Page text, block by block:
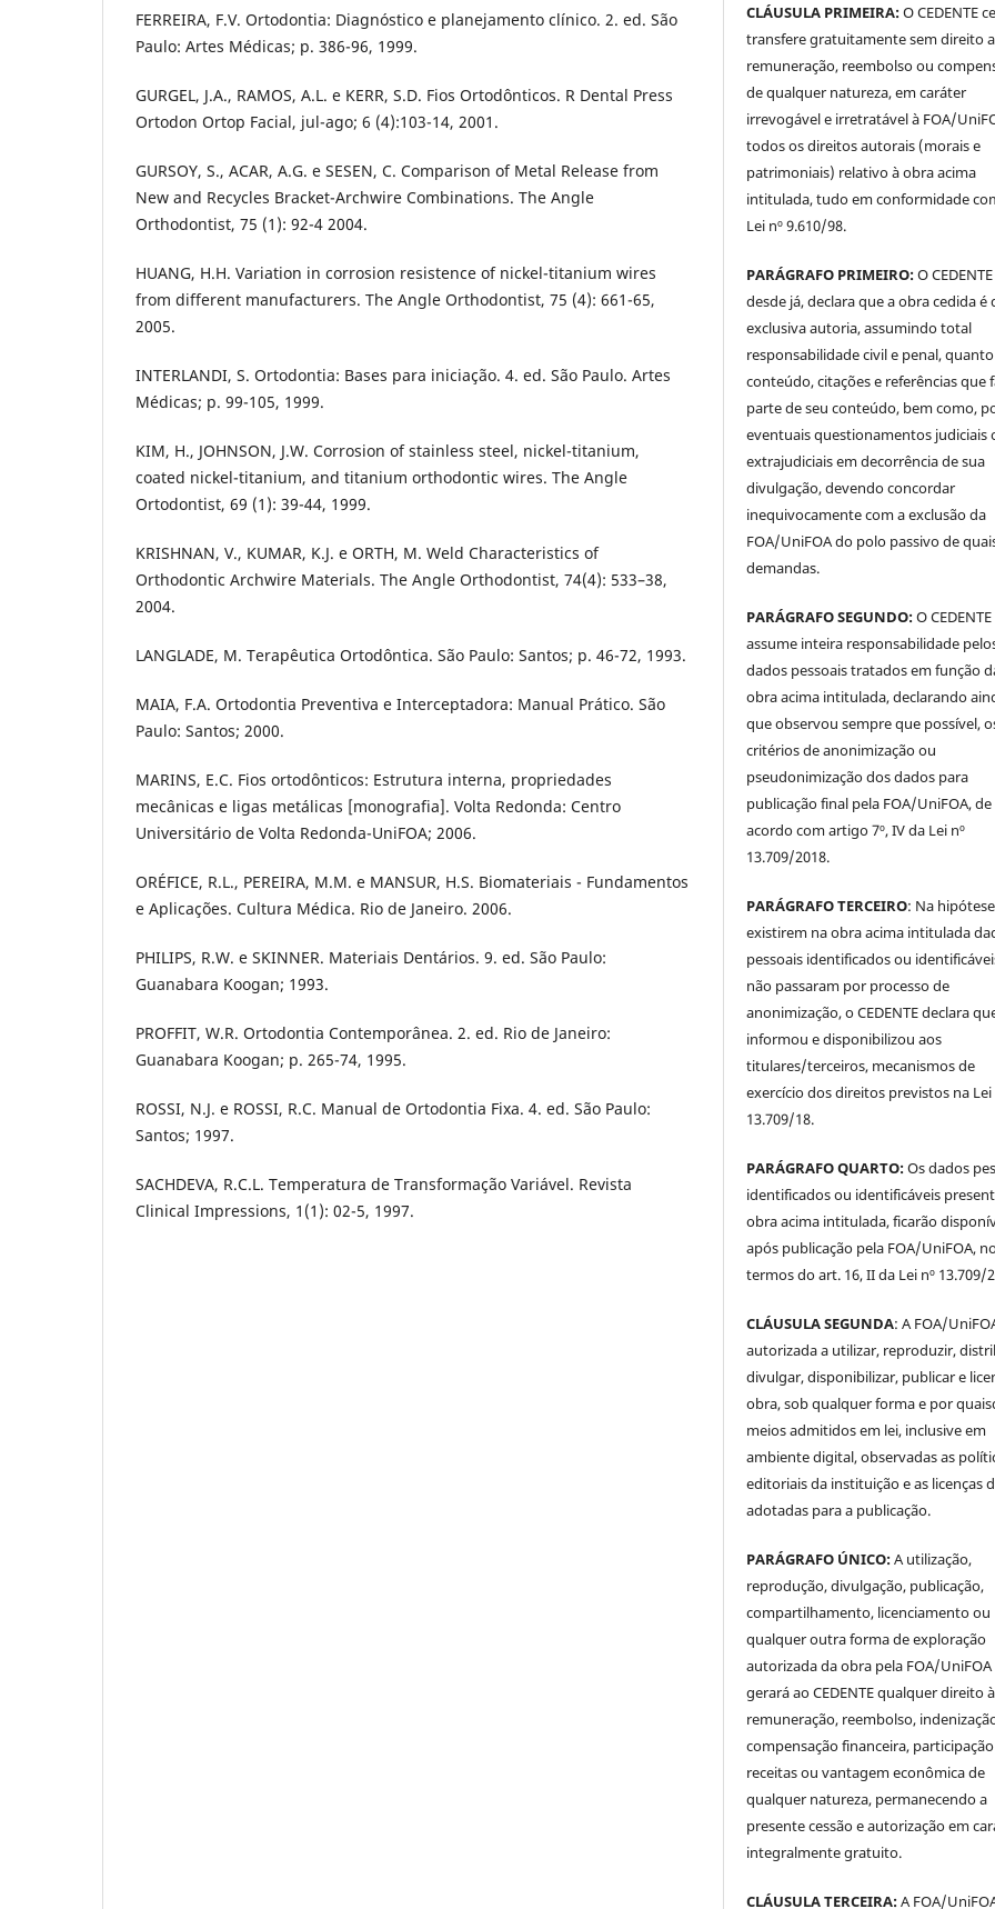
FERREIRA, F.V. Ortodontia: Diagnóstico e planejamento clínico. 2. ed. São
Paulo: Artes Médicas; p. 386-96, 1999.
GURGEL, J.A., RAMOS, A.L. e KERR, S.D. Fios Ortodônticos. R Dental Press
Ortodon Ortop Facial, jul-ago; 6 (4):103-14, 2001.
GURSOY, S., ACAR, A.G. e SESEN, C. Comparison of Metal Release from
New and Recycles Bracket-Archwire Combinations. The Angle
Orthodontist, 75 (1): 92-4 2004.
HUANG, H.H. Variation in corrosion resistence of nickel-titanium wires
from different manufacturers. The Angle Orthodontist, 75 (4): 661-65,
2005.
INTERLANDI, S. Ortodontia: Bases para iniciação. 4. ed. São Paulo. Artes
Médicas; p. 99-105, 1999.
KIM, H., JOHNSON, J.W. Corrosion of stainless steel, nickel-titanium,
coated nickel-titanium, and titanium orthodontic wires. The Angle
Ortodontist, 69 (1): 39-44, 1999.
KRISHNAN, V., KUMAR, K.J. e ORTH, M. Weld Characteristics of
Orthodontic Archwire Materials. The Angle Orthodontist, 74(4): 533–38,
2004.
LANGLADE, M. Terapêutica Ortodôntica. São Paulo: Santos; p. 46-72, 1993.
MAIA, F.A. Ortodontia Preventiva e Interceptadora: Manual Prático. São
Paulo: Santos; 2000.
MARINS, E.C. Fios ortodônticos: Estrutura interna, propriedades
mecânicas e ligas metálicas [monografia]. Volta Redonda: Centro
Universitário de Volta Redonda-UniFOA; 2006.
ORÉFICE, R.L., PEREIRA, M.M. e MANSUR, H.S. Biomateriais - Fundamentos
e Aplicações. Cultura Médica. Rio de Janeiro. 2006.
PHILIPS, R.W. e SKINNER. Materiais Dentários. 9. ed. São Paulo:
Guanabara Koogan; 1993.
PROFFIT, W.R. Ortodontia Contemporânea. 2. ed. Rio de Janeiro:
Guanabara Koogan; p. 265-74, 1995.
ROSSI, N.J. e ROSSI, R.C. Manual de Ortodontia Fixa. 4. ed. São Paulo:
Santos; 1997.
SACHDEVA, R.C.L. Temperatura de Transformação Variável. Revista
Clinical Impressions, 1(1): 02-5, 1997.
CLÁUSULA PRIMEIRA:O CEDENTE
transfere gratuitamente sem direito a
remuneração, reembolso ou
de qualquer natureza, em caráter
irrevogável e irretratável à FOA/
todos os direitos autorais (morais e
patrimoniais) relativo à obra acima
intitulada, tudo em conformidade
Lei nº 9.610/98.
PARÁGRAFO PRIMEIRO:O CEDENTE
desde já, declara que a obra cedida é
exclusiva autoria, assumindo total
responsabilidade civil e penal,
conteúdo, citações e referências que
parte de seu conteúdo, bem como,
eventuais questionamentos judiciais
extrajudiciais em decorrência de sua
divulgação, devendo concordar
inequivocamente com a exclusão da
FOA/UniFOA do polo passivo de
demandas.
PARÁGRAFO SEGUNDO:O CEDENTE
assume inteira responsabilidade
dados pessoais tratados em função
obra acima intitulada, declarando
que observou sempre que possível,
critérios de anonimização ou
pseudonimização dos dados para
publicação final pela FOA/UniFOA, de
acordo com artigo 7º, IV da Lei nº
13.709/2018.
PARÁGRAFO TERCEIRO: Na
existirem na obra acima intitulada
pessoais identificados ou
não passaram por processo de
anonimização, o CEDENTE declara
informou e disponibilizou aos
titulares/terceiros, mecanismos de
exercício dos direitos previstos na Lei
13.709/18.
PARÁGRAFO QUARTO:Os dados
identificados ou identificáveis
obra acima intitulada, ficarão
após publicação pela FOA/UniFOA,
termos do art. 16, II da Lei nº 13.709/
CLÁUSULA SEGUNDA: A FOA/
autorizada a utilizar, reproduzir,
divulgar, disponibilizar, publicar e
obra, sob qualquer forma e por
meios admitidos em lei, inclusive em
ambiente digital, observadas as
editoriais da instituição e as licenças
adotadas para a publicação.
PARÁGRAFO ÚNICO:A utilização,
reprodução, divulgação, publicação,
compartilhamento, licenciamento ou
qualquer outra forma de exploração
autorizada da obra pela FOA/
gerará ao CEDENTE qualquer direito à
remuneração, reembolso,
compensação financeira,
receitas ou vantagem econômica de
qualquer natureza, permanecendo a
presente cessão e autorização em
integralmente gratuito.
CLÁUSULA TERCEIRA:A FOA/